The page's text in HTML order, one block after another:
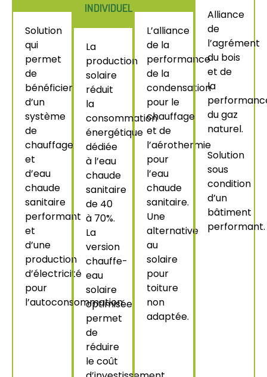
Solution
qui
permet
de
bénéficier
d’un
système
de
chauffage
et
d’eau
chaude
sanitaire
performant
et
d’une
production
d’électricité
pour
l’autoconsommation.
INDIVIDUEL
La
production
solaire
réduit
la
consommation
énergétique
dédiée
à l’eau
chaude
sanitaire
de 40
à 70%.
La
version
chauffe-
eau
solaire
optimisée
permet
de
réduire
le coût
L’alliance
de la
performance
de la
condensation
pour le
chauffage
et de
l’aérothermie
pour
l’eau
chaude
sanitaire.
Une
alternative
au
solaire
pour
toiture
non
adaptée.
Alliance
de
l’agrément
du bois
et de
la
du gaz
naturel.
Solution
sous
condition
d’un
bâtiment
performant.